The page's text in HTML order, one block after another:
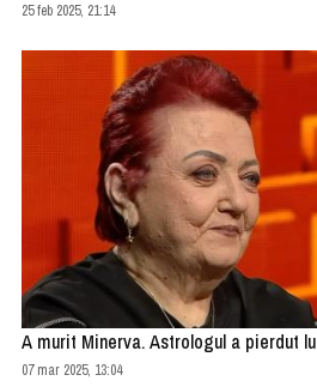
25 feb 2025, 21:14
A murit Minerva. Astrologul a pierdut
07 mar 2025, 13:04